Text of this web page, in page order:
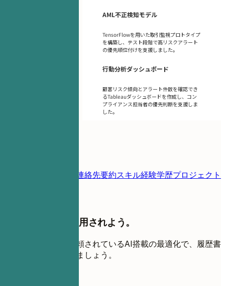
AML不正検知モデル
TensorFlowを用いた取引監視プロトタイプ
を構築し、テスト段階で高リスクアラート
の優先順位付けを支援しました。
行動分析ダッシュボード
顧客リスク傾向とアラート件数を確認でき
るTableauダッシュボードを作成し、コン
プライアンス担当者の優先判断を支援しま
した。
連絡先要約スキル経験学歴プロジェクト
応募をやめて、採用されよう。
世界中の求職者に信頼されているAI搭載の最適化で、履歴書
を面接の磁石に変えましょう。